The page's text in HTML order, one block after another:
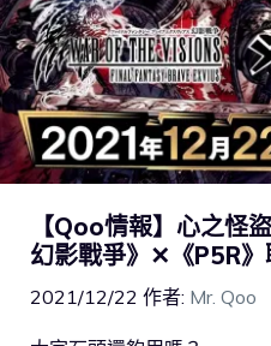
【Qoo情報】心之怪
幻影戰爭》✕《P5R》
2021/12/22 作者: Mr. Qoo